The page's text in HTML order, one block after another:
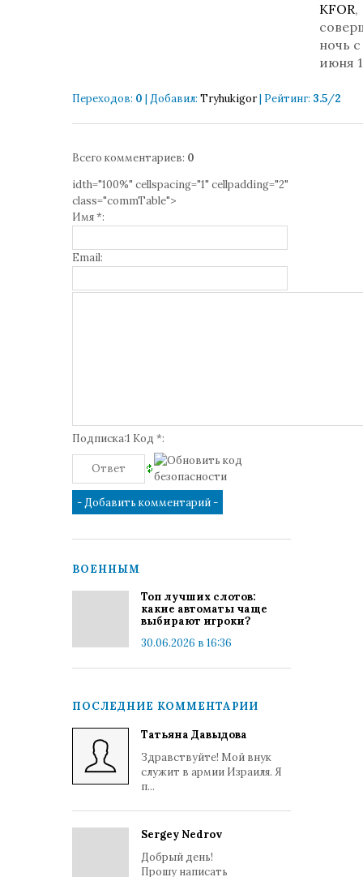
KFOR,
ночь с
июня
Переходов: 0 | Добавил: Tryhukigor| Рейтинг: 3.5/2
Всего комментариев: 0
idth="100%" cellspacing="1" cellpadding="2"
class="commTable">
Имя *:
Email:
Подписка:1 Код *:
ВОЕННЫМ
Топ лучших слотов:
какие автоматы чаще
выбирают игроки?
30.06.2026 в 16:36
ПОСЛЕДНИЕ КОММЕНТАРИИ
Татьяна Давыдова
Здравствуйте! Мой внук
служит в армии Израиля. Я
п...
Sergey Nedrov
Добрый день!
Прошу написать